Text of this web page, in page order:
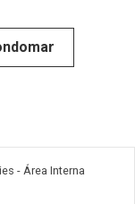
- Área Interna